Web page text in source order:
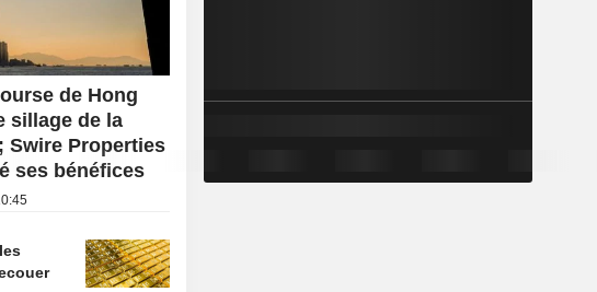
de Hong
sillage de la
Swire Properties
ses bénéfices